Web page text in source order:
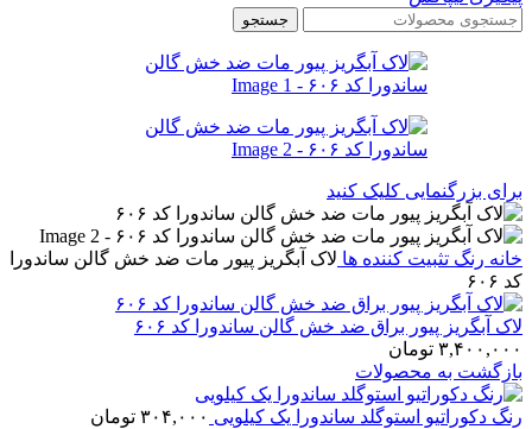
جستجو
برای بزرگنمایی کلیک کنید
خانه رنگ تثبیت کننده ها لاک آبگریز پیور مات ضد خش گالن ساندورا
کد ۶۰۶
لاک آبگریز پیور براق ضد خش گالن ساندورا کد ۶۰۶
۳,۴۰۰,۰۰۰ تومان
بازگشت به محصولات
رنگ دکوراتیو استوگلد ساندورا یک کیلویی ۳۰۴,۰۰۰ تومان